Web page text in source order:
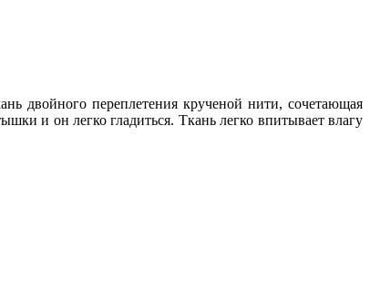
двойного переплетения крученой нити, сочетающая
и он легко гладиться. Ткань легко впитывает влагу